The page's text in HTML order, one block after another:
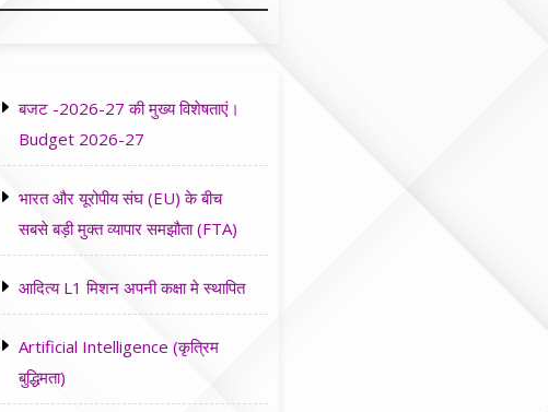
बजट -2026-27 की मुख्य विशेषताएं।
Budget 2026-27
भारत और यूरोपीय संघ (EU) के बीच
सबसे बड़ी मुक्त व्यापार समझौता (FTA)
आदित्य L1 मिशन अपनी कक्षा मे स्थापित
Artificial Intelligence (कृत्रिम
बुद्धिमता)